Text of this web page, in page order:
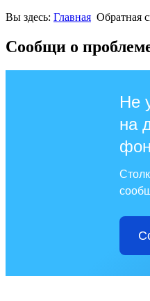
Вы здесь: Главная Обратная
Сообщи о
Не
на